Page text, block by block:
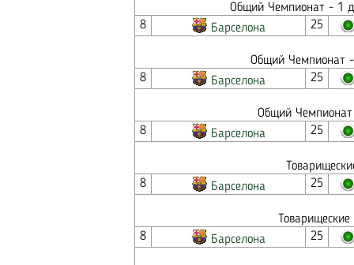
Общий Чемпионат - 1
8
Барселона 25
Общий Чемпионат
8
Барселона 25
Общий
8
Барселона 25
8
Барселона 25
8
Барселона 25